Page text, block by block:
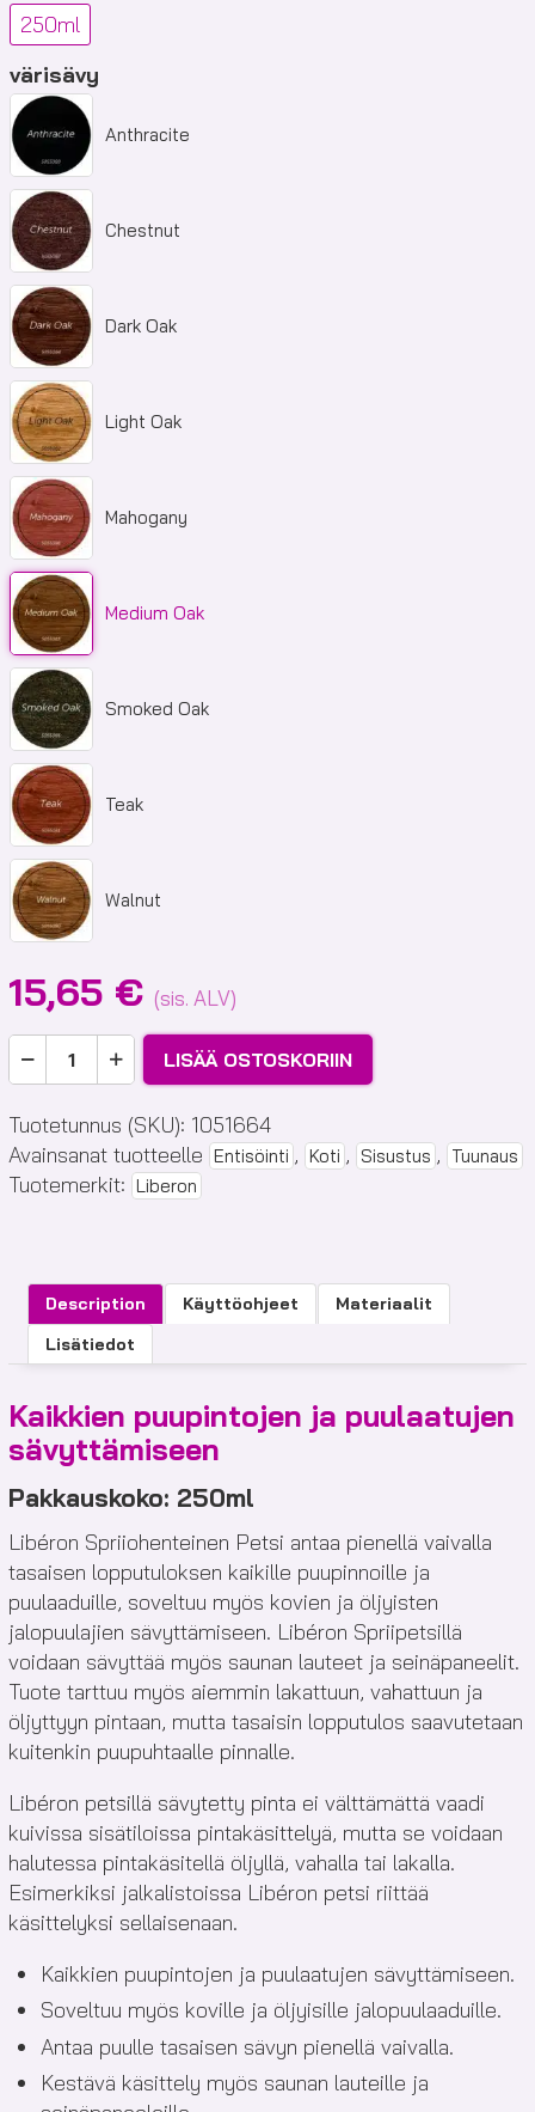
250ml
värisävy
Anthracite
Chestnut
Dark Oak
Light Oak
Mahogany
Medium Oak
Smoked Oak
Teak
Walnut
15,65 € (sis. ALV)
Liberon
Spriipetsi
LISÄÄ OSTOSKORIIN
Tuotetunnus (SKU): 1051664
Avainsanat tuotteelle Entisöinti , Koti , Sisustus , Tuunaus
Tuotemerkit: Liberon
Description Käyttöohjeet
Materiaalit
Lisätiedot
Kaikkien puupintojen ja puulaatujen
sävyttämiseen
Pakkauskoko: 250ml
Libéron Spriiohenteinen Petsi antaa pienellä vaivalla
tasaisen lopputuloksen kaikille puupinnoille ja
puulaaduille, soveltuu myös kovien ja öljyisten
jalopuulajien sävyttämiseen. Libéron Spriipetsillä
voidaan sävyttää myös saunan lauteet ja seinäpaneelit.
Tuote tarttuu myös aiemmin lakattuun, vahattuun ja
öljyttyyn pintaan, mutta tasaisin lopputulos saavutetaan
kuitenkin puupuhtaalle pinnalle.
Libéron petsillä sävytetty pinta ei välttämättä vaadi
kuivissa sisätiloissa pintakäsittelyä, mutta se voidaan
halutessa pintakäsitellä öljyllä, vahalla tai lakalla.
Esimerkiksi jalkalistoissa Libéron petsi riittää
käsittelyksi sellaisenaan.
Kaikkien puupintojen ja puulaatujen sävyttämiseen.
Soveltuu myös koville ja öljyisille jalopuulaaduille.
Antaa puulle tasaisen sävyn pienellä vaivalla.
Kestävä käsittely myös saunan lauteille ja